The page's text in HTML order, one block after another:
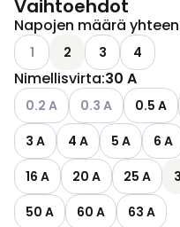
Vaihtoehdot
Napojen määrä
Katso käytettävissä olevat
1 2 3 4
Nimellisvirta:30 A
Katso käytettävissä
0.2 A Katso
0.3 A 0.5 A
3 A
4 A 5 A 6 A
16 A
20 A 25 A
50 A
60 A 63 A